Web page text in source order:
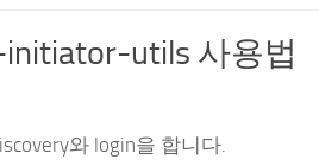
initiator-utils 사용법
와 login을 합니다.